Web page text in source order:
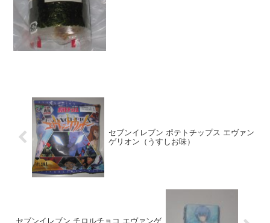
セブンイレブン ポテトチップス エヴァン
ゲリオン（うすしお味）
セブンイレブン チロルチョコ エヴァンゲ